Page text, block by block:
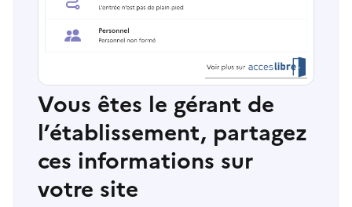
Vous êtes le gérant de
l’établissement, partagez
ces informations sur
votre site